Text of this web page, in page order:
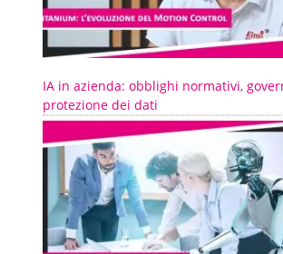
IA in azienda: obblighi normativi,
protezione dei dati